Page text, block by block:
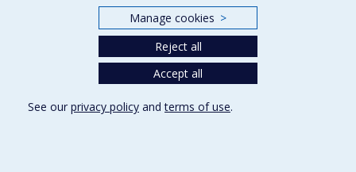
Manage cookies >
Reject all
Accept all
See our privacy policy andterms of use.